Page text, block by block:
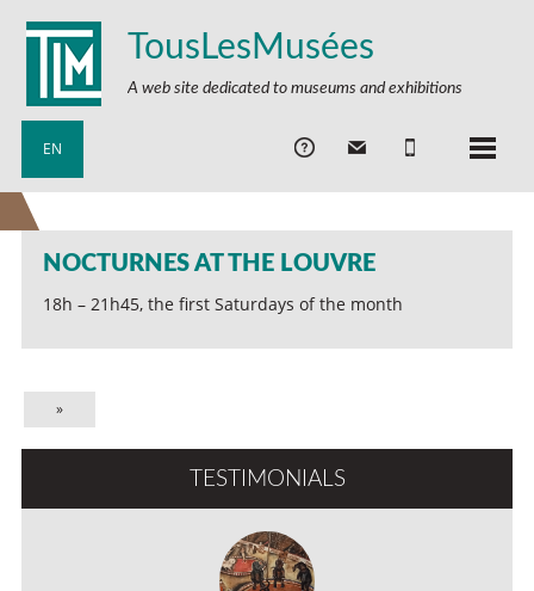
TousLesMusées
A web site dedicated to museums and exhibitions
EN
NOCTURNES AT THE LOUVRE
18h – 21h45, the first Saturdays of the month
»
TESTIMONIALS